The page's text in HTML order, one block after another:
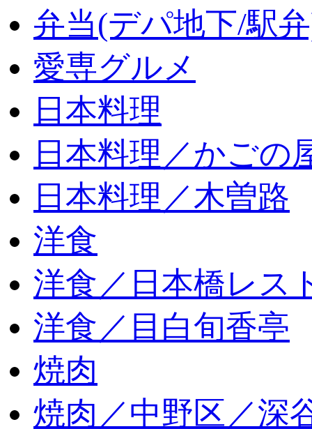
弁当(デパ地下/駅
愛専グルメ
日本料理
日本料理／かごの
日本料理／木曽路
洋食
洋食／日本橋レス
洋食／目白旬香亭
焼肉
焼肉／中野区／深